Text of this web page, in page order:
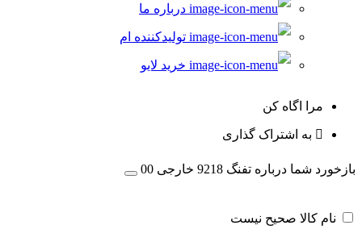
درباره ما
تولیدکننده ام
خرید لایو
مرا اگاه کن
به اشتراک گذاری
بازخورد شما درباره تفنگ 9218 خارجی 00
نام کالا صحیح نیست